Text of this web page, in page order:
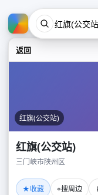
返回
红旗(公交站)
红旗(公交站)
三门峡市陕州区
★收藏 ⌖搜周边